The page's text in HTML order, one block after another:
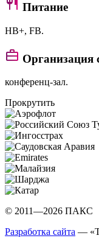
Питание
HB+, FB.
Организация
конференц-зал.
Прокрутить
© 2011—2026 ПАКС
Разработка сайта —